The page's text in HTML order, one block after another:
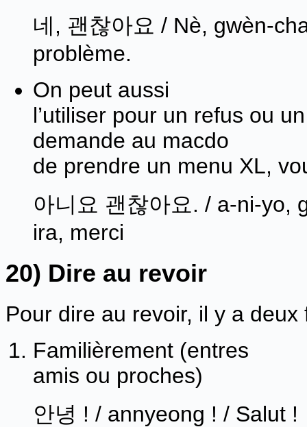
네, 괜찮아요 / Nè, gwèn-
problème.
On peut aussi
l’utiliser pour un refus ou
demande au macdo
de prendre un menu XL,
아니요 괜찮아요. / a-ni-yo,
ira, merci
20) Dire au revoir
Pour dire au revoir, il y a deux
Familièrement (entres
amis ou proches)
안녕 ! / annyeong ! / Salut !